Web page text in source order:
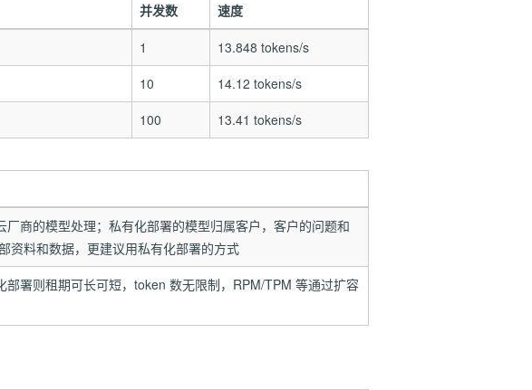
并发数 速度
1
13.848 tokens/s
10
14.12 tokens/s
100 13.41 tokens/s
商的模型处理；私有化部署的模型归属客户，客户的问题和
资料和数据，更建议用私有化部署的方式
署则租期可长可短，token 数无限制，RPM/TPM 等通过扩容